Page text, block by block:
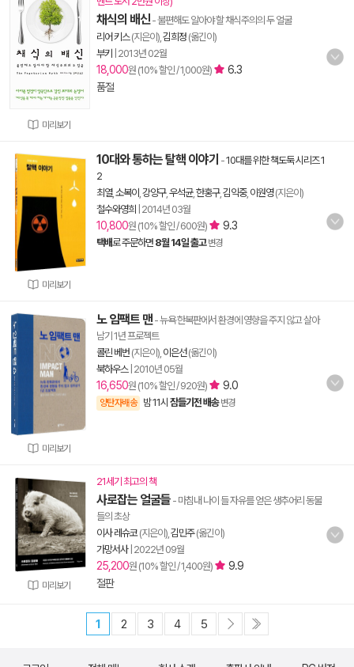
미리보기
채식의 배신- 불편해도 알아야 할 채식주의의 두 얼굴
리어 키스(지은이), 김희정 (옮긴이)
부키
2013년 02월
18,000원 (10% 할인 / 1,000원)
6.3
품절
미리보기
10대와 통하는 탈핵 이야기 -10대를 위한 책도둑 시리즈 1
2
최열, 소복이 강양구, 우석균, 한홍구, 김익중, 이원영(지은이)
철수와영희
2014년 03월
10,800원 (10% 할인 / 600원) 9.3
택배로 주문하면 8월 14일 출고 변경
미리보기
노 임팩트 맨 - 뉴욕 한복판에서 환경에 영향을 주지 않고 살아
남기 1년 프로젝트
콜린 베번 (지은이), 이은선(옮긴이)
북하우스| 2010년 05월
16,650원 (10% 할인 / 920원) 9.0
양탄자배송 밤 11시 잠들기전 배송 변경
미리보기
21세기 최고의 책
사로잡는 얼굴들 - 마침내 나이 들 자유를 얻은 생추어리 동물
들의 초상
이사 레슈코(지은이), 김민주(옮긴이)
가망서사| 2022년 09월
25,200원 (10% 할인 / 1,400원)
9.9
절판
1 2 3 4 5